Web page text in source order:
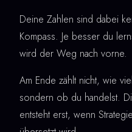
Deine Zahlen sind dabei
Kompass. Je besser du
wird der Weg nach vorne.
Am Ende zählt nicht, wie
sondern ob du handelst.
entsteht erst, wenn